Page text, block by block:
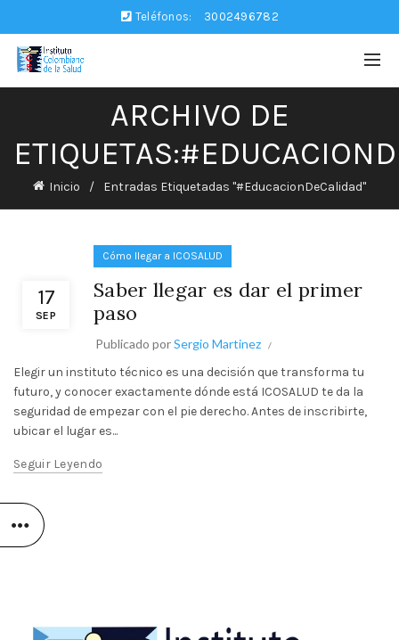
Teléfonos: 3002496782
ARCHIVO DE
Inicio Entradas Etiquetadas "#EducacionDeCalidad"
17
SEP
Cómo llegar a ICOSALUD
Saber llegar es dar el primer
paso
Publicado porSergio Martinez
Elegir un instituto técnico es una decisión que transforma tu
futuro, y conocer exactamente dónde está ICOSALUD te da la
seguridad de empezar con el pie derecho. Antes de inscribirte,
ubicar el lugar es...
Seguir Leyendo